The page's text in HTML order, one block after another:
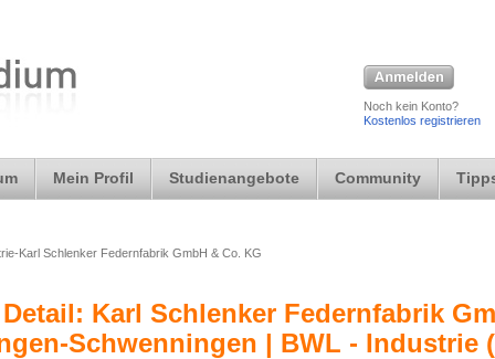
Noch kein Konto?
Kostenlos registrieren
Mein Profil Studienangebote Community
Karl Schlenker Federnfabrik GmbH & Co. KG
Karl Schlenker Federnfabrik
Schwenningen | BWL - Industrie